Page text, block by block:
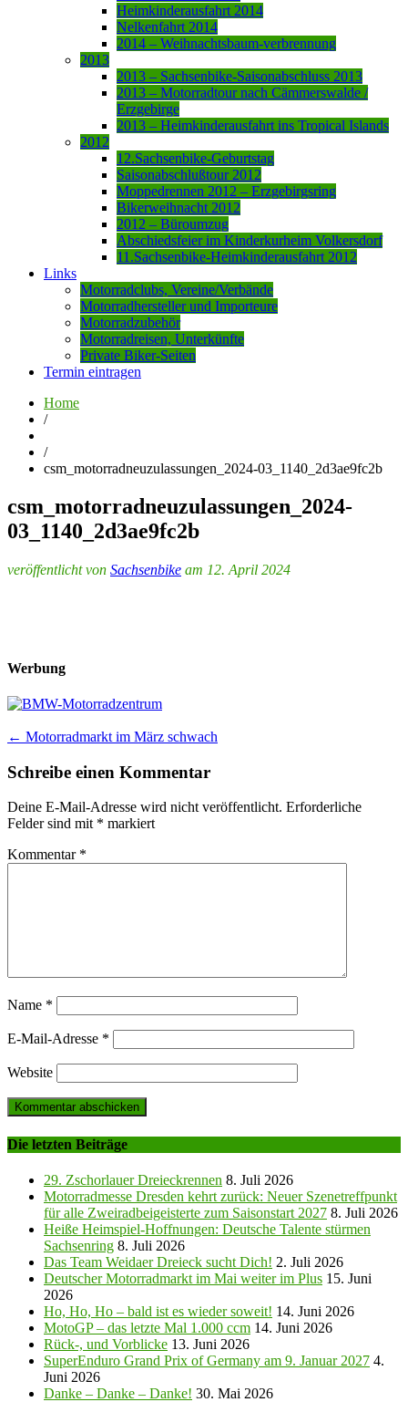
Heimkinderausfahrt 2014
Nelkenfahrt 2014
2014 – Weihnachtsbaum-verbrennung
2013
2013 – Sachsenbike-Saisonabschluss 2013
2013 – Motorradtour nach Cämmerswalde /
Erzgebirge
2013 – Heimkinderausfahrt ins Tropical Islands
2012
12.Sachsenbike-Geburtstag
Saisonabschlußtour 2012
Moppedrennen 2012 – Erzgebirgsring
Bikerweihnacht 2012
2012 – Büroumzug
Abschiedsfeier im Kinderkurheim Volkersdorf
11.Sachsenbike-Heimkinderausfahrt 2012
Links
Motorradclubs, Vereine/Verbände
Motorradhersteller und Importeure
Motorradzubehör
Motorradreisen, Unterkünfte
Private Biker-Seiten
Termin eintragen
Home
/
/
csm_motorradneuzulassungen_2024-03_1140_2d3ae9fc2b
csm_motorradneuzulassungen_2024-
03_1140_2d3ae9fc2b
veröffentlicht von Sachsenbike am 12. April 2024
Werbung
Post
navigation
← Motorradmarkt im März schwach
Schreibe einen Kommentar
Deine E-Mail-Adresse wird nicht veröffentlicht. Erforderliche
Felder sind mit * markiert
Kommentar *
Name *
E-Mail-Adresse *
Website
Die letzten Beiträge
29. Zschorlauer Dreieckrennen 8. Juli 2026
Motorradmesse Dresden kehrt zurück: Neuer Szenetreffpunkt
für alle Zweiradbeigeisterte zum Saisonstart 2027 8. Juli 2026
Heiße Heimspiel-Hoffnungen: Deutsche Talente stürmen
Sachsenring 8. Juli 2026
Das Team Weidaer Dreieck sucht Dich! 2. Juli 2026
Deutscher Motorradmarkt im Mai weiter im Plus 15. Juni
2026
Ho, Ho, Ho – bald ist es wieder soweit! 14. Juni 2026
MotoGP – das letzte Mal 1.000 ccm 14. Juni 2026
Rück-, und Vorblicke 13. Juni 2026
SuperEnduro Grand Prix of Germany am 9. Januar 2027 4.
Juni 2026
Danke – Danke – Danke! 30. Mai 2026